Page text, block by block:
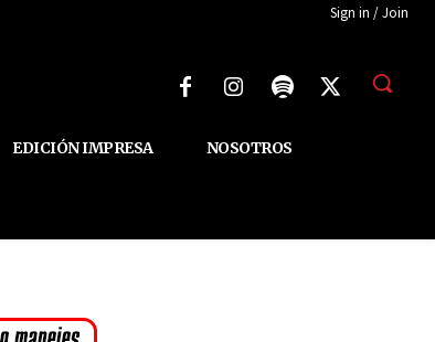
Sign in / Join
EDICIÓN IMPRESA NOSOTROS